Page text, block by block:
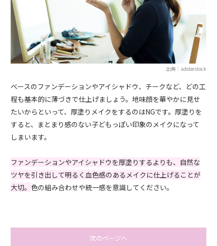
出典：adobestock
ベースのファンデーションやアイシャドウ、チークなど、どの工
程も基本的に薄づきで仕上げましょう。地味顔を華やかに見せ
たいからといって、厚塗りメイクをするのはNGです。厚塗りを
すると、まとまり感のない子どもっぽい印象のメイクになって
しまいます。
ファンデーションやアイシャドウを厚塗りするよりも、自然な
ツヤを引き出して明るく血色感のあるメイクに仕上げることが
大切。 色の組み合わせや統一感を意識してください。
次のページへ